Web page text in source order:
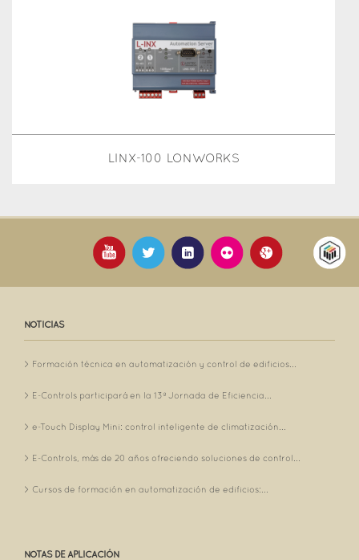
LINX-100 LONWORKS
NOTICIAS
Formación técnica en automatización y control de edificios...
E-Controls participará en la 13ª Jornada de Eficiencia...
e-Touch Display Mini: control inteligente de climatización...
E-Controls, más de 20 años ofreciendo soluciones de control...
Cursos de formación en automatización de edificios:...
NOTAS DE APLICACIÓN